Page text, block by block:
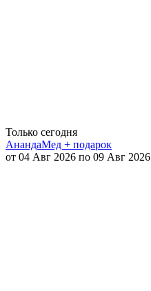
Только сегодня
АнандаМед + подарок
от 04 Авг 2026 по 09 Авг 2026